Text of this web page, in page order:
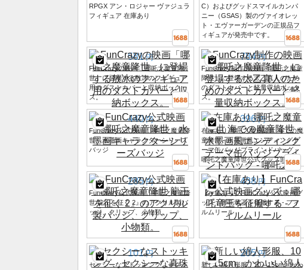
RPGX アン・ロジャー ヴァジュラ
フィギュア 在庫あり
C）およびグッドスマイルカンパ
ニー（GSAS）製のヴァイオレッ
ト・エヴァーガーデンの正規品フ
ィギュアが発売中です。
581 円
FunCrazyの映画「哪吒之魔童降
世」に登場する敖冰のフィギュア
用のダストカバーと収納ボック
ス。
784 円
FunCrazy制作の映画「哪吒之魔童
降世」に登場する太乙真人のため
のダストカバーと軽量収納ボック
ス。
440 円
FunCrazy公式映画「哪吒之魔童降
世」水墨画キャラクターシリーズ
バッジ
396 円
在庫あり 哪吒之魔童降世 海での魔
童降世 - 水墨画風エンディングテ
ーマ缶バッジブラインドバッグ -
哪吒之魔童降世公式グッズ卸売
285 円
FunCrazy公式映画『哪吒之魔童降
世 龍王を征く 2』のアクリル製バ
ッジ、クリップ、小物類。
438 円
【在庫あり】FunCrazy公式映画グ
ッズ：哪吒竜王を征服する - フィ
ルムリール
101 円
セクシーなストッキング、セクシ
205 円
新しい綿人形服、10～15cm、かわ